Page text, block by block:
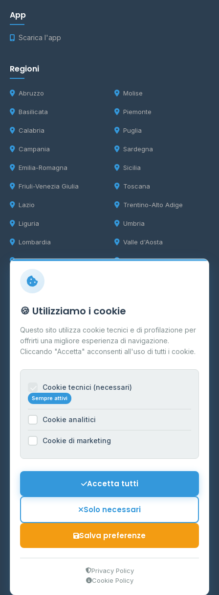
App
Scarica l'app
Regioni
Abruzzo
Basilicata
Calabria
Campania
Emilia-Romagna
Friuli-Venezia Giulia
Lazio
Liguria
Lombardia
Marche
Molise
Piemonte
Puglia
Sardegna
Sicilia
Toscana
Trentino-Alto Adige
Umbria
Valle d'Aosta
Veneto
Info
Cos'è il GPL
FAQ
Contatti
Informazioni legali
Cookie Policy
Preferenze Cookie
Mappa del sito
P.IVA 03859300364
Ministero delle Imprese e del Made in Italy
🍪 Utilizziamo i cookie
Questo sito utilizza cookie tecnici e di profilazione per
offrirti una migliore esperienza di navigazione.
Cliccando "Accetta" acconsenti all'uso di tutti i cookie.
Cookie tecnici (necessari)
Sempre attivi
Cookie analitici
Cookie di marketing
Accetta tutti
Solo necessari
Salva preferenze
Privacy Policy
Cookie Policy